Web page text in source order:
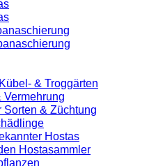
& Troggärten
& Züchtung
Hostas
Hostasammler